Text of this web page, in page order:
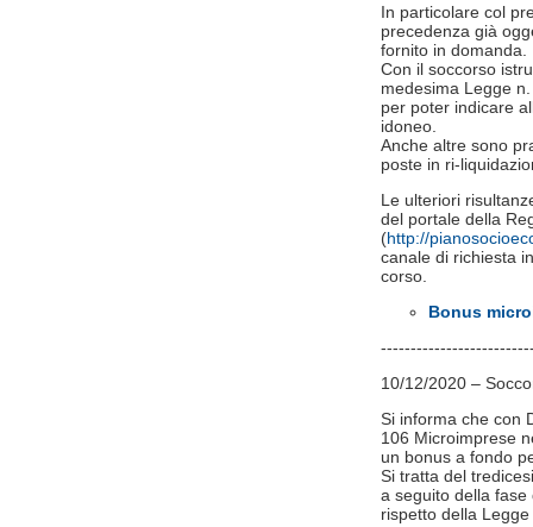
In particolare col
precedenza già
fornito in domanda.
Con il soccorso
medesima Legge
per poter indicare
idoneo.
Anche altre sono
poste in ri-
Le ulteriori
del portale della
(http://
canale di richiesta
corso.
Bonus
10/12/2020 –
Si informa che con
106 Microimprese
un bonus a fondo
Si tratta del
a seguito della fase
rispetto della